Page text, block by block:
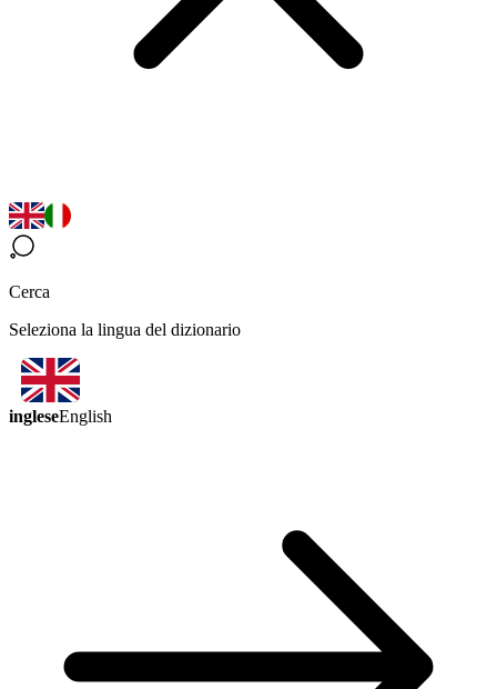
Cerca
Seleziona la lingua del dizionario
ingleseEnglish